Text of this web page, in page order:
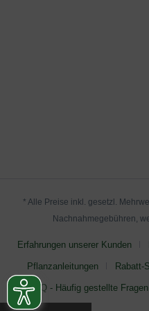
* Alle Preise inkl. gesetzl.
Nachnahmegebühren,
Erfahrungen unserer Kunden
Pflanzanleitungen Rabatt-
FAQ - Häufig gestellte Fragen